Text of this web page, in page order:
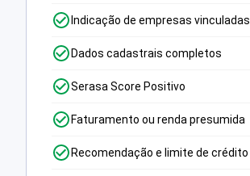
Indicação de empresas vinculadas
Dados cadastrais completos
Serasa Score Positivo
Faturamento ou renda presumida
Recomendação e limite de crédito